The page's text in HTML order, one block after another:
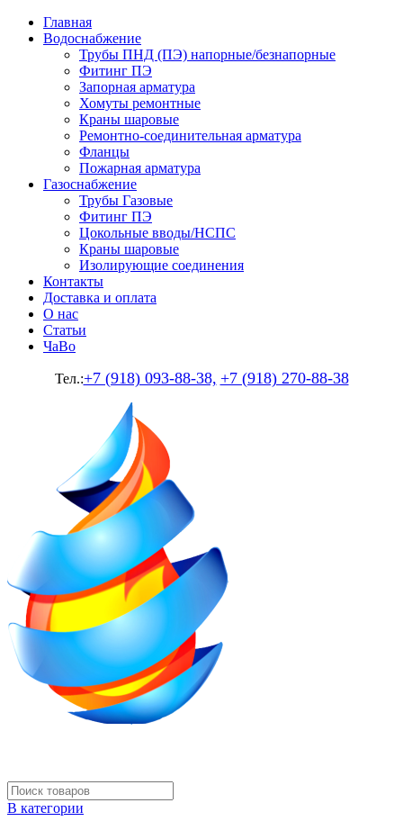
Главная
Водоснабжение
Трубы ПНД (ПЭ) напорные/безнапорные
Фитинг ПЭ
Запорная арматура
Хомуты ремонтные
Краны шаровые
Ремонтно-соединительная арматура
Фланцы
Пожарная арматура
Газоснабжение
Трубы Газовые
Фитинг ПЭ
Цокольные вводы/НСПС
Краны шаровые
Изолирующие соединения
Контакты
Доставка и оплата
О нас
Статьи
ЧаВо
Тел.:+7 (918) 093-88-38, +7 (918) 270-88-38
В категории